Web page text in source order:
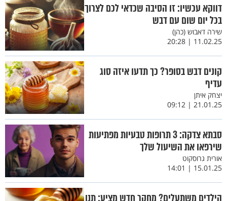
דווקא עכשיו: זו הסיבה שכדאי לכם לצרוך
בכל יום שום עם דבש
שירה דאבוש (כהן)
11.02.25 | 20:28
קונים דבש בסופר? כך תדעו איזה סוג
עדיף
יצחק איתן
21.01.25 | 09:12
סבתא צדקה: 3 תרופות טבעיות מפתיעות
שירפאו את השיעול שלך
אורית גרוסקוט
15.01.25 | 14:01